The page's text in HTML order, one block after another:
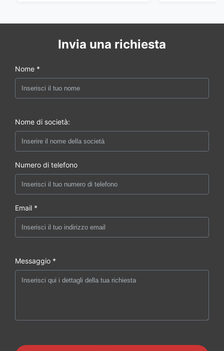
Invia una richiesta
Nome *
Nome di società:
Numero di telefono
Email *
Messaggio *